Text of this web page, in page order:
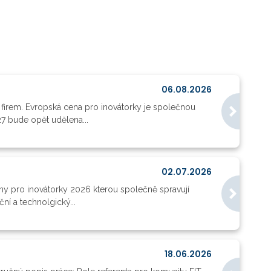
06.08.2026
Evropská cena pro inovátorky je společnou
bude opět udělena...
02.07.2026
pro inovátorky 2026 kterou společně spravují
a technolgický...
18.06.2026